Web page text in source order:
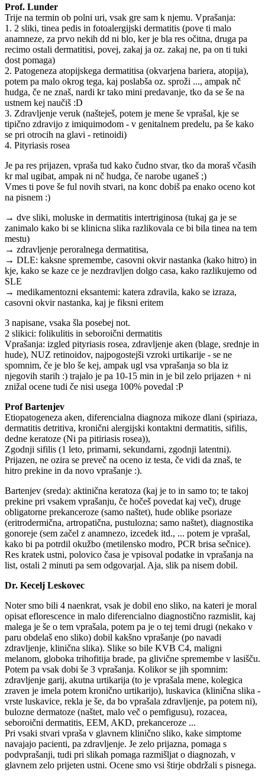
Prof. Lunder
Trije na termin ob polni uri, vsak gre sam k njemu. Vprašanja:
1. 2 sliki, tinea pedis in fotoalergijski dermatitis (pove ti malo
anamneze, za prvo nekih dd ni blo, ker je bla res očitna, druga pa
recimo ostali dermatitisi, povej, zakaj ja oz. zakaj ne, pa on ti tuki
dost pomaga)
2. Patogeneza atopijskega dermatitisa (okvarjena bariera, atopija),
potem pa malo okrog tega, kaj poslabša oz. sproži ..., ampak nč
hudga, če ne znaš, nardi kr tako mini predavanje, tko da se še na
ustnem kej naučiš :D
3. Zdravljenje veruk (našteješ, potem je mene še vprašal, kje se
tipično zdravijo z imiquimodom - v genitalnem predelu, pa še kako
se pri otrocih na glavi - retinoidi)
4. Pityriasis rosea
Je pa res prijazen, vpraša tud kako čudno stvar, tko da moraš včasih
kr mal ugibat, ampak ni nč hudga, če narobe uganeš ;)
Vmes ti pove še ful novih stvari, na konc dobiš pa enako oceno kot
na pisnem :)
→ dve sliki, moluske in dermatitis intertriginosa (tukaj ga je se
zanimalo kako bi se klinicna slika razlikovala ce bi bila tinea na tem
mestu)
→ zdravljenje peroralnega dermatitisa,
→ DLE: kaksne spremembe, casovni okvir nastanka (kako hitro) in
kje, kako se kaze ce je nezdravljen dolgo casa, kako razlikujemo od
SLE
→ medikamentozni eksantemi: katera zdravila, kako se izraza,
casovni okvir nastanka, kaj je fiksni eritem
3 napisane, vsaka šla posebej not.
2 slikici: folikulitis in seboroični dermatitis
Vprašanja: izgled pityriasis rosea, zdravljenje aken (blage, srednje in
hude), NUZ retinoidov, najpogostejši vzroki urtikarije - se ne
spomnim, če je blo še kej, ampak ugl vsa vprašanja so bla iz
njegovih starih :) trajalo je pa 10-15 min in je bil zelo prijazen + ni
znižal ocene tudi če nisi usega 100% povedal :P
Prof Bartenjev
Etiopatogeneza aken, diferencialna diagnoza mikoze dlani (spiriaza,
dermatitis detritiva, kronični alergijski kontaktni dermatitis, sifilis,
dedne keratoze (Ni pa pitiriasis rosea)),
Zgodnji sifilis (1 leto, primarni, sekundarni, zgodnji latentni).
Prijazen, ne ozira se preveč na oceno iz testa, če vidi da znaš, te
hitro prekine in da novo vprašanje :).
Bartenjev (sreda): aktinična keratoza (kaj je to in samo to; te takoj
prekine pri vsakem vprašanju, če hočeš povedat kaj več), druge
obligatorne prekanceroze (samo naštet), hude oblike psoriaze
(eritrodermična, artropatična, pustulozna; samo naštet), diagnostika
gonoreje (sem začel z anamnezo, izcedek itd., ... potem je vprašal,
kako bi pa potrdil okužbo (metilensko modro, PCR brisa sečnice).
Res kratek ustni, polovico časa je vpisoval podatke in vprašanja na
list, ostali 2 minuti pa sem odgovarjal. Aja, slik pa nisem dobil.
Dr. Kecelj Leskovec
Noter smo bili 4 naenkrat, vsak je dobil eno sliko, na kateri je moral
opisat eflorescence in malo diferencialno diagnostično razmislit, kaj
malega je še o tem vprašala, potem pa je o tej temi drugi (nekako v
paru obdelaš eno sliko) dobil kakšno vprašanje (po navadi
zdravljenje, klinična slika). Slike so bile KVB C4, maligni
melanom, globoka trihofitija brade, pa glivične spremembe v lasišču.
Potem pa vsak dobi še 3 vprašanja. Kolikor se jih spomnim:
zdravljenje garij, akutna urtikarija (to je vprašala mene, kolegica
zraven je imela potem kronično urtikarijo), luskavica (klinična slika -
vrste luskavice, rekla je še, da bo vprašala zdravljenje, pa potem ni),
bulozne dermatoze (naštet, malo več o pemfigusu), rozacea,
seboroični dermatitis, EEM, AKD, prekanceroze ...
Pri vsaki stvari vpraša v glavnem klinično sliko, kake simptome
navajajo pacienti, pa zdravljenje. Je zelo prijazna, pomaga s
podvprašanji, tudi pri slikah pomaga razmišljat o diagnozah, v
glavnem zelo prijeten ustni. Ocene smo vsi štirje obdržali s pisnega.